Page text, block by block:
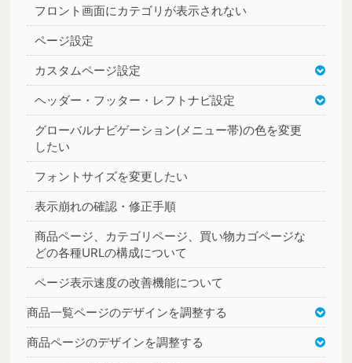
フロント画面にカテゴリが表示されない
ページ設定
カスタムページ設定
ヘッダー・フッター・レフトナビ設定
グローバルナビゲーション(メニュー帯)の色を変更
したい
フォントサイズを変更したい
表示崩れの確認・修正手順
商品ページ、カテゴリページ、買い物カゴページな
どの各種URLの構成について
ページ表示速度の改善機能について
商品一覧ページのデザインを調整する
商品ページのデザインを調整する